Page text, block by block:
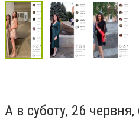
А в суботу, 26